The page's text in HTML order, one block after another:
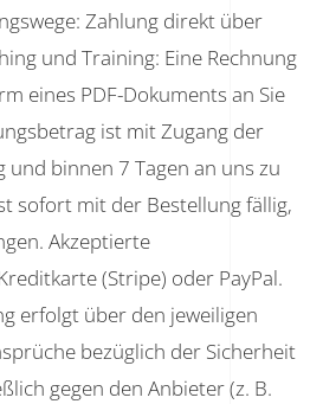
Zahlung direkt über
und Training: Eine Rechnung
eines PDF-Dokuments an Sie
ist mit Zugang der
und binnen 7 Tagen an uns zu
sofort mit der Bestellung fällig,
Akzeptierte
(Stripe) oder PayPal.
erfolgt über den jeweiligen
bezüglich der Sicherheit
gegen den Anbieter (z. B.